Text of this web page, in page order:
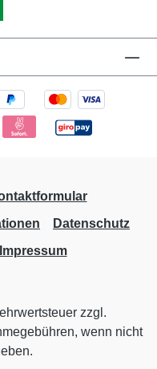
Datenschutz
Impressum
zzgl.
wenn nicht